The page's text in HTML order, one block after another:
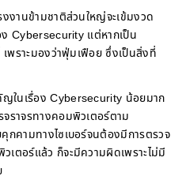
งงานข้ามชาติส่วนใหญ่จะเข้มงวด
ง Cybersecurity แต่หากเป็น
เพราะมองว่าฟุ่มเฟือย ซึ่งเป็นสิ่งที่
ในเรื่อง Cybersecurity น้อยมาก
ราจรทางคอมพิวเตอร์ตาม
คามทางไซเบอร์จนต้องมีการตรวจ
เตอร์แล้ว ก็จะมีความผิดเพราะไม่มี